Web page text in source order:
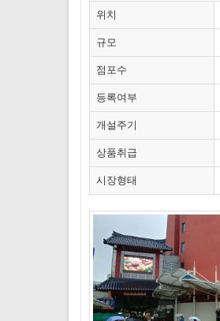
위치
규모
점포수
등록여부
개설주기
상품취급
시장형태